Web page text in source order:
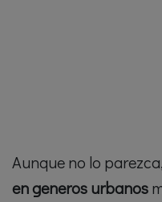
Aunque no lo parezca,
en generos urbanos